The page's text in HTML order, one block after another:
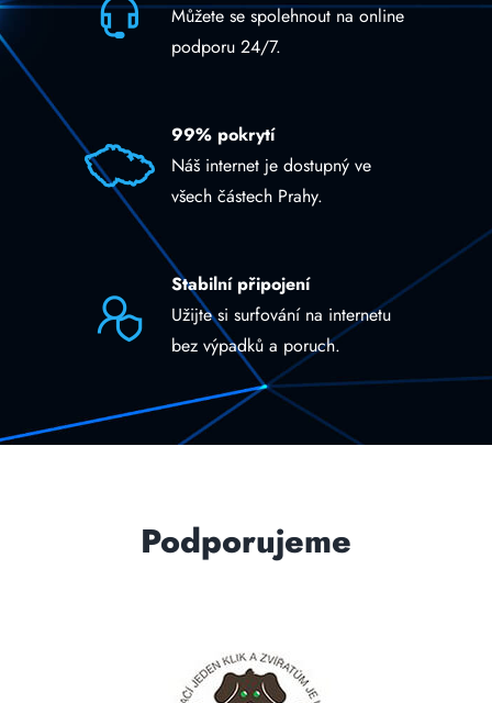
Můžete se spolehnout na online
podporu 24/7.
99% pokrytí
Náš internet je dostupný ve
všech částech Prahy.
Stabilní připojení
Užijte si surfování na internetu
bez výpadků a poruch.
Podporujeme